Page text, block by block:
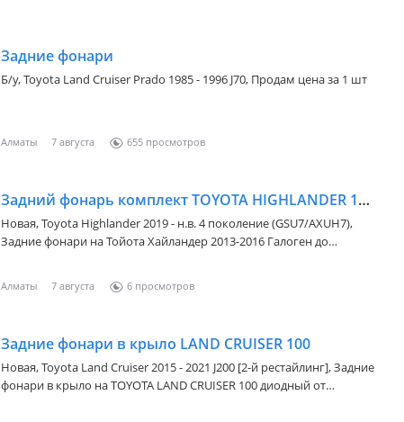
Задние фонари
Б/y,Toyota Land Cruiser Prado 1985 - 1996 J70, Продам цена за 1 шт
Алматы 7 августа 655
Задний фонарь комплект TOYOTA HIGHLANDER 13-16
Новая,Toyota Highlander 2019 - н.в. 4 поколение (GSU7/AXUH7),
Задние фонари на Тойота Хайландер 2013-2016 Галоген до
всему городу Казахстана и по СНГ
Алматы 7 августа 6
Задние фонари в крыло LAND CRUISER 100
Новая,Toyota Land Cruiser 2015 - 2021 J200 [2-й рестайлинг], Задние
фонари в крыло на TOYOTA LAND CRUISER 100 диодный от